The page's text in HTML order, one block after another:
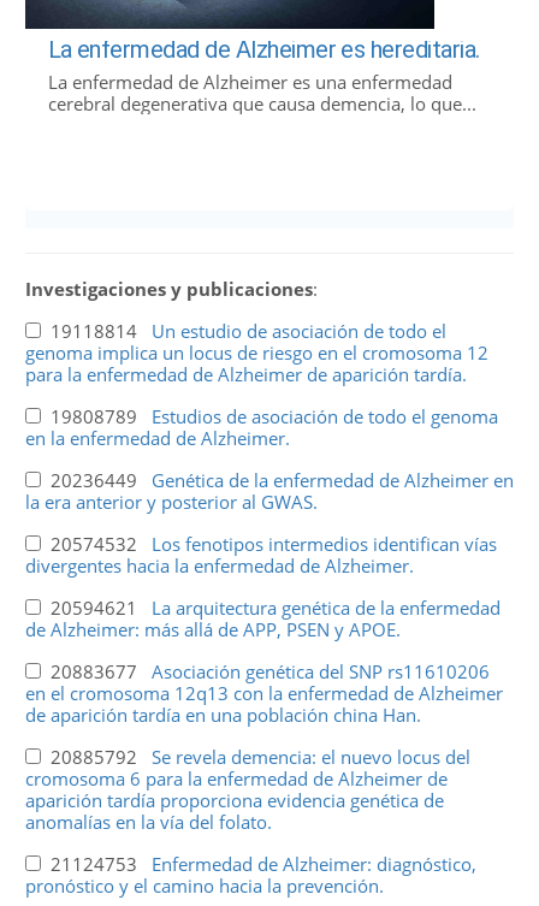
La enfermedad de Alzheimer es hereditaria.
La enfermedad de Alzheimer es una enfermedad
cerebral degenerativa que causa demencia, lo que...
Investigaciones y publicaciones:
19118814 Un estudio de asociación de todo el
genoma implica un locus de riesgo en el cromosoma 12
para la enfermedad de Alzheimer de aparición tardía.
19808789 Estudios de asociación de todo el genoma
en la enfermedad de Alzheimer.
20236449 Genética de la enfermedad de Alzheimer en
la era anterior y posterior al GWAS.
20574532 Los fenotipos intermedios identifican vías
divergentes hacia la enfermedad de Alzheimer.
20594621 La arquitectura genética de la enfermedad
de Alzheimer: más allá de APP, PSEN y APOE.
20883677 Asociación genética del SNP rs11610206
en el cromosoma 12q13 con la enfermedad de Alzheimer
de aparición tardía en una población china Han.
20885792 Se revela demencia: el nuevo locus del
cromosoma 6 para la enfermedad de Alzheimer de
aparición tardía proporciona evidencia genética de
anomalías en la vía del folato.
21124753 Enfermedad de Alzheimer: diagnóstico,
pronóstico y el camino hacia la prevención.